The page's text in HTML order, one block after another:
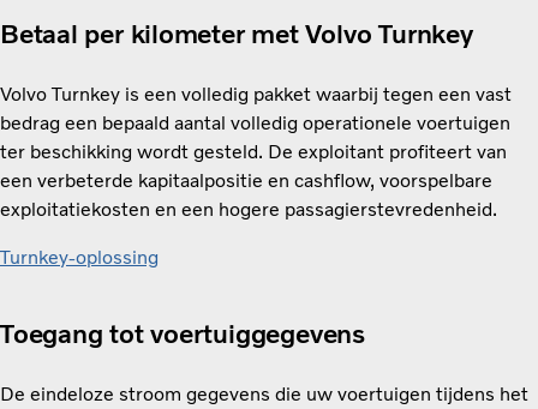
Betaal per kilometer met Volvo Turnkey
Volvo Turnkey is een volledig pakket waarbij tegen een vast
bedrag een bepaald aantal volledig operationele voertuigen
ter beschikking wordt gesteld. De exploitant profiteert van
een verbeterde kapitaalpositie en cashflow, voorspelbare
exploitatiekosten en een hogere passagierstevredenheid.
Turnkey-oplossing
Toegang tot voertuiggegevens
De eindeloze stroom gegevens die uw voertuigen tijdens het